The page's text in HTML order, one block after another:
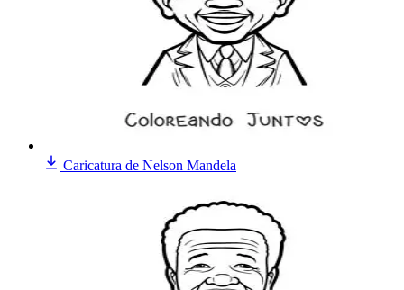
Caricatura de Nelson Mandela